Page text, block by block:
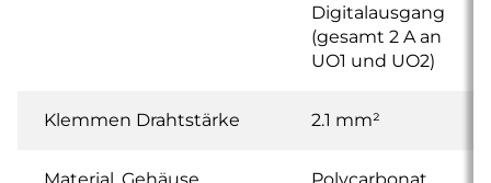
Digitalausgang
(gesamt 2 A an
UO1 und UO2)
Klemmen Drahtstärke 2.1 mm²
Material, Gehäuse Polycarbonat,